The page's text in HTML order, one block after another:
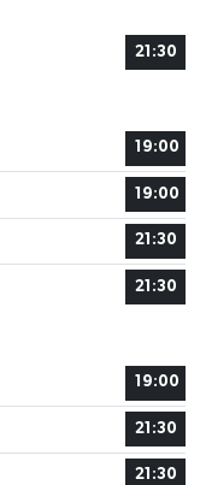
21:30
19:00
19:00
21:30
21:30
19:00
21:30
21:30